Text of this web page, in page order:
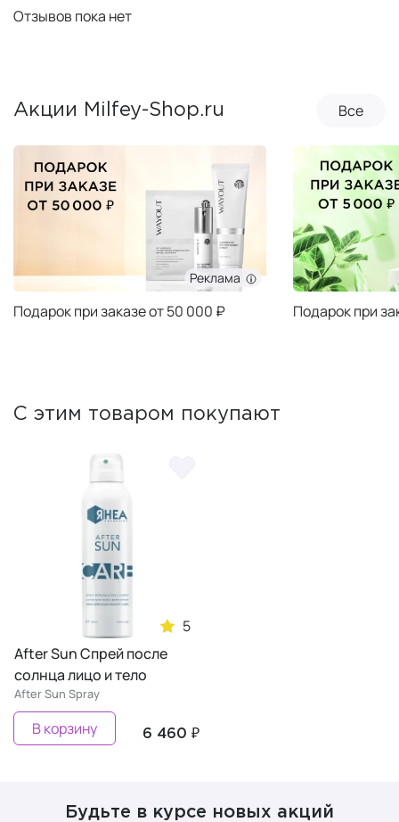
Отзывов пока нет
Акции Milfey-Shop.ru Все
Реклама
Подарок при заказе от 50 000 ₽ Подарок при
С этим товаром покупают
5
After Sun Спрей после
солнца лицо и тело
After Sun Spray
6 460 ₽
В корзину
Будьте в курсе новых акций